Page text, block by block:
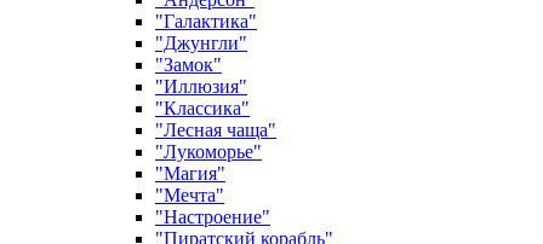
"Галактика"
"Джунгли"
"Замок"
"Иллюзия"
"Классика"
"Лесная чаща"
"Лукоморье"
"Магия"
"Мечта"
"Настроение"
"Пиратский корабль"